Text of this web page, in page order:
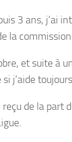
3 ans, j’ai
la
et suite à
j’aide
reçu de la part